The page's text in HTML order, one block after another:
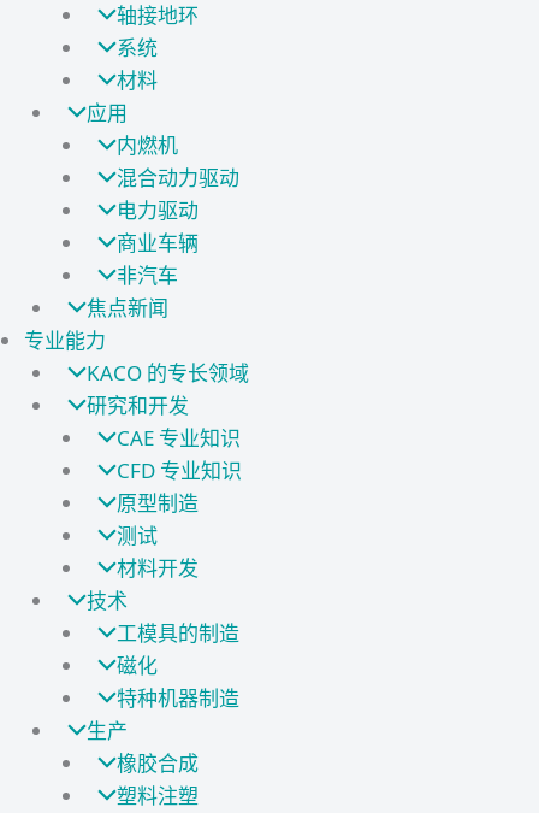
轴接地环
系统
材料
应用
内燃机
混合动力驱动
电力驱动
商业车辆
非汽车
焦点新闻
专业能力
KACO 的专长领域
研究和开发
CAE 专业知识
CFD 专业知识
原型制造
测试
材料开发
技术
工模具的制造
磁化
特种机器制造
生产
橡胶合成
塑料注塑